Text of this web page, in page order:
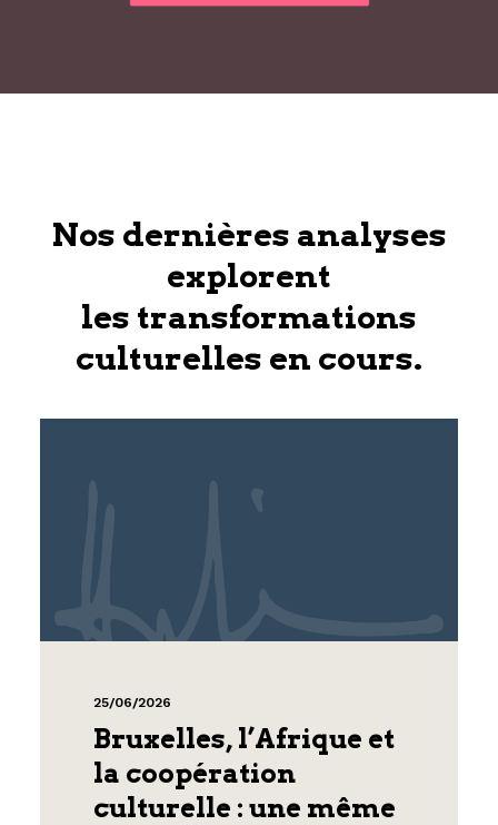
Nos dernières analyses
explorent
les transformations
culturelles en cours.
25/06/2026
Bruxelles, l’Afrique et
la coopération
culturelle : une même